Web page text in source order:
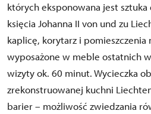
których eksponowana jest
księcia Johanna II von und zu
kaplicę, korytarz i
wyposażone w meble ostatnich
wizyty ok. 60 minut. Wycieczka
zrekonstruowanej kuchni
barier – możliwość zwiedzania